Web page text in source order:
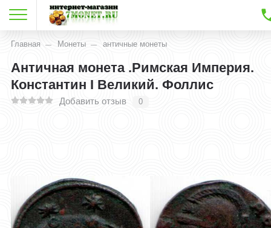
Главная Монеты античные монеты
Античная монета .Римская Империя.
Константин I Великий. Фоллис
Добавить отзыв 0